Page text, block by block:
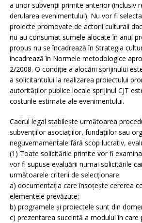
a unor subvenţii primite anterior (inclusiv
derularea evenimentului). Nu vor fi
proiecte promovate de actorii culturali
nu au consumat sumele alocate în anul
propus nu se încadrează în Strategia
încadrează în Normele metodologice
2/2008. O condiţie a alocării sprijinului
a solicitantului la realizarea proiectului
autorităţilor publice locale sprijinul CJT
costurile estimate ale evenimentului.
Cadrul legal stabileşte următoarea
subvenţiilor asociaţiilor, fundaţiilor sau
neguvernamentale fără scop lucrativ,
(1) Toate solicitările primite vor fi
vor fi supuse evaluării numai solicitările
următoarele criterii de selecţionare:
a) documentaţia care însoţeşte cererea
elementele prevăzute;
b) programele şi proiectele sunt din
c) prezentarea succintă a modului în care